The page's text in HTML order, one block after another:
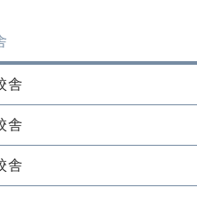
舎
舎
舎